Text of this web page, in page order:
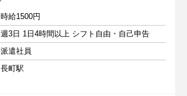
時給1500円
週3日 1日4時間以上 シフト自由・自己申告
派遣社員
長町駅